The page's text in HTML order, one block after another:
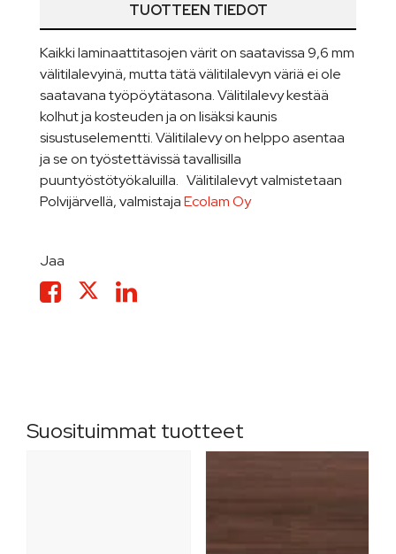
TUOTTEEN TIEDOT
Kaikki laminaattitasojen värit on saatavissa 9,6 mm
välitilalevyinä, mutta tätä välitilalevyn väriä ei ole
saatavana työpöytätasona. Välitilalevy kestää
kolhut ja kosteuden ja on lisäksi kaunis
sisustuselementti. Välitilalevy on helppo asentaa
ja se on työstettävissä tavallisilla
puuntyöstötyökaluilla. Välitilalevyt valmistetaan
Polvijärvellä, valmistajaEcolam Oy
Jaa
Suosituimmat tuotteet